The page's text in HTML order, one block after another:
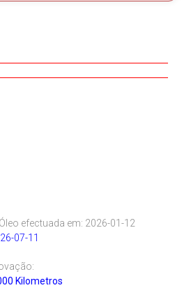
efectuada em: 2026-01-12
07-11
Kilometros